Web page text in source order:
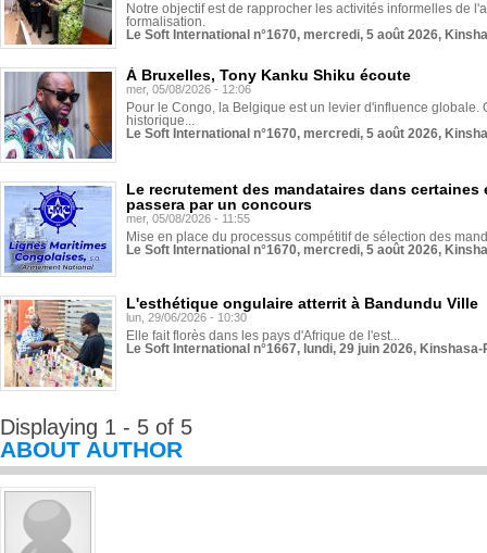
Notre objectif est de rapprocher les activités informelles de
formalisation.
Le Soft International n°1670, mercredi, 5 août 2026,
À Bruxelles, Tony Kanku Shiku écoute
mer, 05/08/2026 - 12:06
Pour le Congo, la Belgique est un levier d'influence globale.
historique...
Le Soft International n°1670, mercredi, 5 août 2026,
Le recrutement des mandataires dans
passera par un concours
mer, 05/08/2026 - 11:55
Mise en place du processus compétitif de sélection des
Le Soft International n°1670, mercredi, 5 août 2026,
L'esthétique ongulaire atterrit à Bandundu Ville
lun, 29/06/2026 - 10:30
Elle fait florès dans les pays d'Afrique de l'est...
Le Soft International n°1667, lundi, 29 juin 2026,
Displaying 1 - 5 of 5
ABOUT AUTHOR